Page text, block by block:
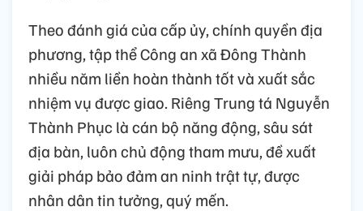
Theo đánh giá của cấp ủy, chính quyền địa
phương, tập thể Công an xã Đông Thành
nhiều năm liền hoàn thành tốt và xuất sắc
nhiệm vụ được giao. Riêng Trung tá Nguyễn
Thành Phục là cán bộ năng động, sâu sát
địa bàn, luôn chủ động tham mưu, đề xuất
giải pháp bảo đảm an ninh trật tự, được
nhân dân tin tưởng, quý mến.